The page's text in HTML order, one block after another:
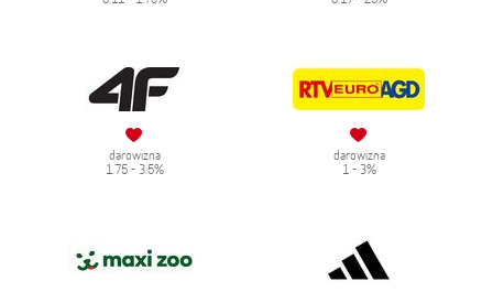
darowizna
1.75 - 3.5%
darowizna
1 - 3%